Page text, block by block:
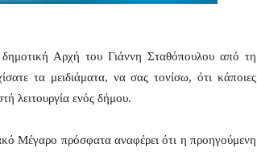
Αρχή του Γιάννη Σταθόπουλου από τη
τα μειδιάματα, να σας τονίσω, ότι κάποιες
λειτουργία ενός δήμου.
Μέγαρο πρόσφατα αναφέρει ότι η προηγούμενη